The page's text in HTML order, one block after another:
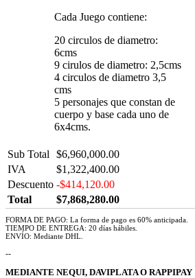
Cada Juego contiene:
20 circulos de diametro:
6cms
9 cirulos de diametro: 2,5cms
4 circulos de diametro 3,5
cms
5 personajes que constan de
cuerpo y base cada uno de
6x4cms.
Sub Total
$6,960,000.00
IVA
$1,322,400.00
Descuento -$414,120.00
Total
$7,868,280.00
FORMA DE PAGO: La forma de pago es 60% anticipada.
TIEMPO DE ENTREGA: 20 días hábiles.
ENVÍO: Mediante DHL.
--
MEDIANTE NEQUI, DAVIPLATA O RAPPIPAY